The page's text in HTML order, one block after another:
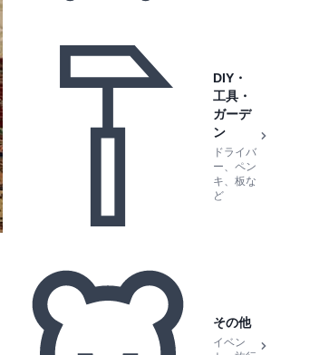
DIY・
工具・
ガーデ
ン
ドライバ
ー、ペン
キ、板な
ど
その他
イベン